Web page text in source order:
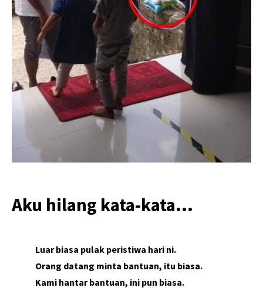
Aku hilang kata-kata…
Luar biasa pulak peristiwa hari ni.
Orang datang minta bantuan, itu biasa.
Kami hantar bantuan, ini pun biasa.